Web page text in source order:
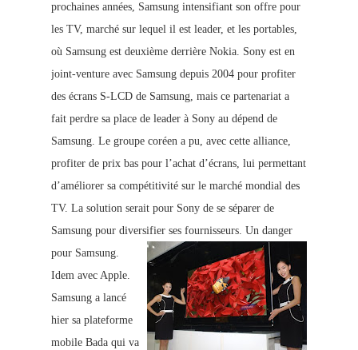
prochaines années, Samsung intensifiant son offre pour
les TV, marché sur lequel il est leader, et les portables,
où Samsung est deuxième derrière Nokia. Sony est en
joint-venture avec Samsung depuis 2004 pour profiter
des écrans S-LCD de Samsung, mais ce partenariat a
fait perdre sa place de leader à Sony au dépend de
Samsung. Le groupe coréen a pu, avec cette alliance,
profiter de prix bas pour l’achat d’écrans, lui permettant
d’améliorer sa compétitivité sur le marché mondial des
TV. La solution serait pour Sony de se séparer de
Samsung pour diversifier ses fournisseurs. Un danger
pour Samsung.
Idem avec Apple.
Samsung a lancé
hier sa plateforme
mobile Bada qui va